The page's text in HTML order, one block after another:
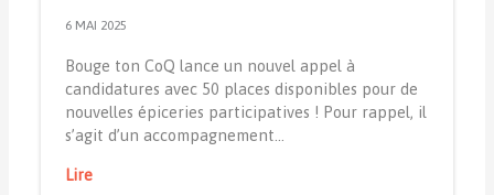
6 MAI 2025
Bouge ton CoQ lance un nouvel appel à
candidatures avec 50 places disponibles pour de
nouvelles épiceries participatives ! Pour rappel, il
s’agit d’un accompagnement…
Lire